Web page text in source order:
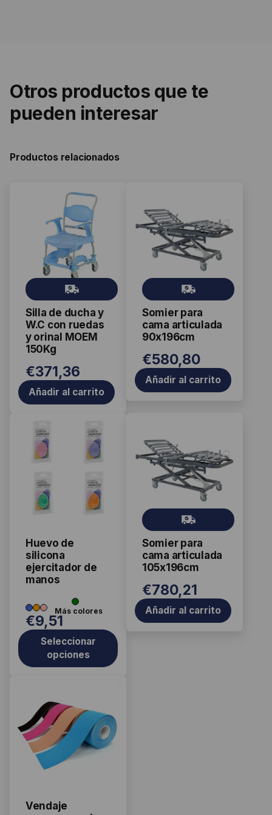
Otros productos que te
pueden interesar
Productos relacionados
Silla de ducha y
W.C con ruedas
y orinal MOEM
150Kg
Gr
ati
s
€371,36
Añadir al carrito
Somier para
cama articulada
90x196cm
Gr
ati
s
€580,80
Añadir al carrito
Huevo de
silicona
ejercitador de
manos
€9,51
Seleccionar
opciones
Este
producto
tiene
variantes.
pueden
elegir
en
página
de
producto
Somier para
cama articulada
105x196cm
Gr
ati
s
€780,21
Añadir al carrito
Vendaje
producto
tiene
múltiples
variantes.